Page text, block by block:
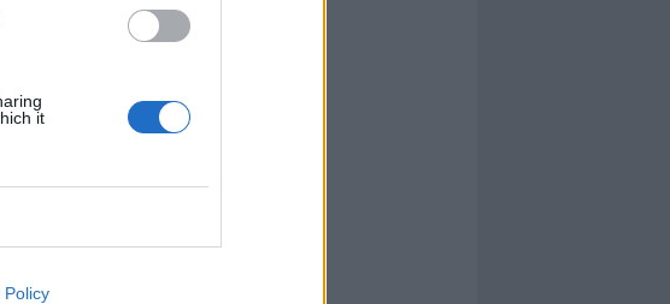
it
Policy